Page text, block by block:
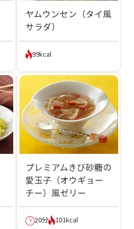
ヤムウンセン（タイ風
サラダ）
99kcal
プレミアムきび砂糖の
愛玉子（オウギョー
チー）風ゼリー
20分 101kcal